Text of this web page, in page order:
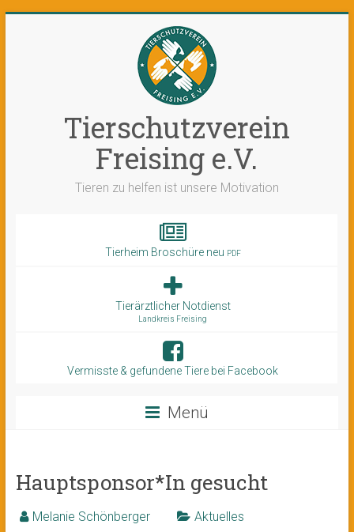
Tierschutzverein
Freising e.V.
Tieren zu helfen ist unsere Motivation
Tierheim Broschüre neu PDF
Tierärztlicher Notdienst
Landkreis Freising
Vermisste & gefundene Tiere bei Facebook
Menü
Hauptsponsor*In gesucht
Melanie Schönberger Aktuelles